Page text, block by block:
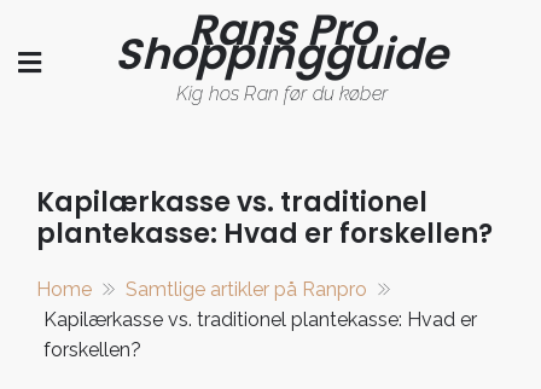
content
Rans Pro
Shoppingguide
Kig hos Ran før du køber
Kapilærkasse vs. traditionel
plantekasse: Hvad er forskellen?
Home
Samtlige artikler på Ranpro
Kapilærkasse vs. traditionel plantekasse: Hvad er
forskellen?